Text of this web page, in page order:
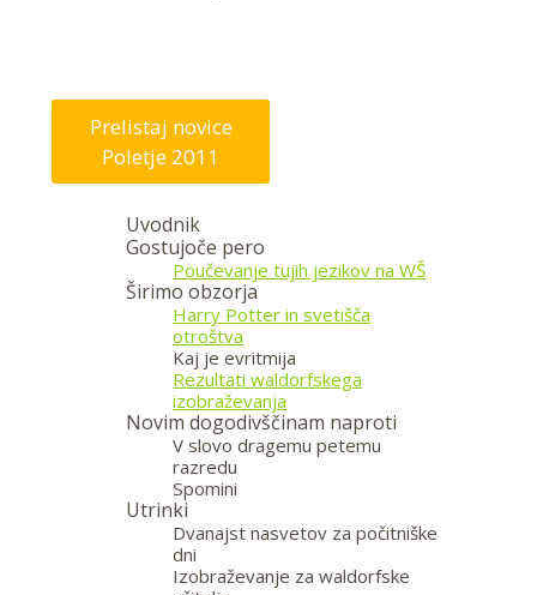
Prelistaj novice
Poletje 2011
Uvodnik
Gostujoče pero
Poučevanje tujih jezikov na WŠ
Širimo obzorja
Harry Potter in svetišča
otroštva
Kaj je evritmija
Rezultati waldorfskega
izobraževanja
Novim dogodivščinam naproti
V slovo dragemu petemu
razredu
Spomini
Utrinki
Dvanajst nasvetov za počitniške
dni
Izobraževanje za waldorfske